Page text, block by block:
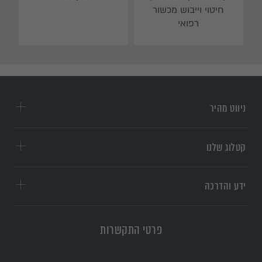
חיטוי וייבוש מכשור
רפואי
ניווט מהיר
קטלוג שלנו
ידע והדרכה
פרטי התקשרות